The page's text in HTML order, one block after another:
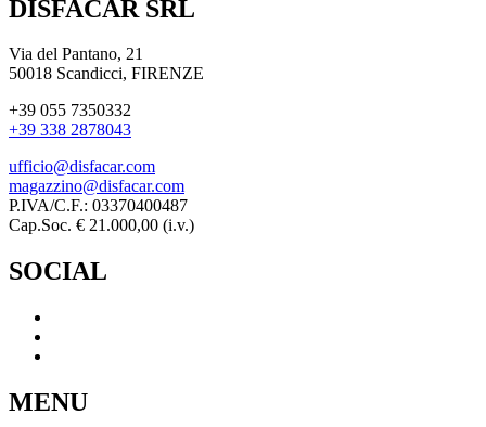
DISFACAR SRL
Via del Pantano, 21
50018 Scandicci, FIRENZE
+39 055 7350332
+39 338 2878043
ufficio@disfacar.com
magazzino@disfacar.com
P.IVA/C.F.: 03370400487
Cap.Soc. € 21.000,00 (i.v.)
SOCIAL
MENU